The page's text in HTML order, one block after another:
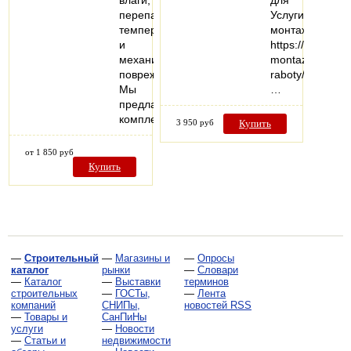
перепадов
температур
и
механических
повреждений!
Мы
предлагаем
комплексные…
от 1 850 руб
Купить
Услуги
монтажа:
https://
montazhnye-
raboty/
3 950 руб Купить
— Строительный
каталог
— Каталог
строительных
компаний
— Товары и
услуги
— Статьи и
— Магазины и
рынки
— Выставки
— ГОСТы,
СНИПы,
СанПиНы
— Новости
недвижимости
— Опросы
— Словари
терминов
— Лента
новостей RSS